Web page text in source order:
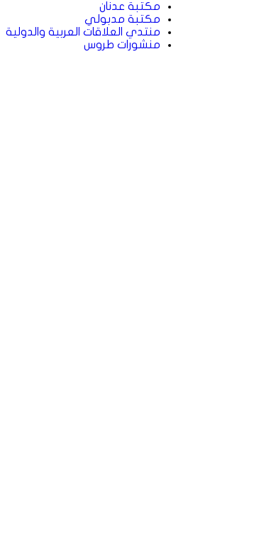
مكتبة عدنان
مكتبة مدبولي
منتدي العلاقات العربية والدولية
منشورات طروس